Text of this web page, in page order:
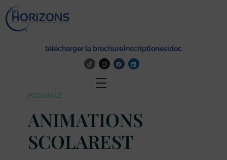
télécharger la brochure Inscriptionesidoc
Actualité
ANIMATIONS
SCOLAREST